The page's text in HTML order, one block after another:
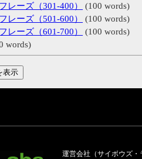
レーズ（301-400）
(100 words)
レーズ（501-600）
(100 words)
レーズ（601-700）
(100 words)
words)
運営会社（サイボウズ・